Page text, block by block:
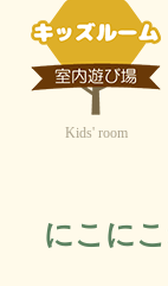
Kids' room
にこに